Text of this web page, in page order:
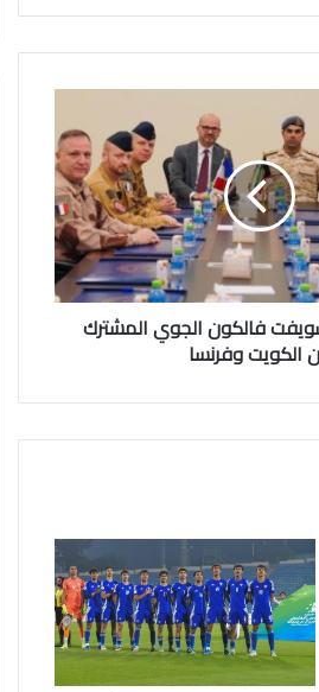
فالكون الجوي المشترك
الكويت وفرنسا